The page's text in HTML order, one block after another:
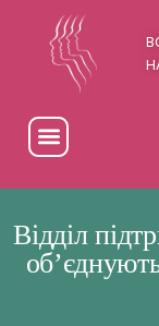
Відділ